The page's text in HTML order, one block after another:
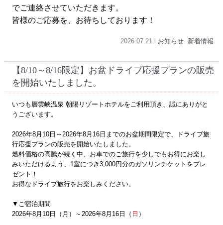
でご連絡させていただきます。
皆様のご応募を、お待ちしております！
2026.07.21 l お知らせ. 新着情報
【8/10～8/16限定】お盆ドライブ応援プランの販売
を開始いたしました。
いつも層雲峡温泉 朝陽リゾートホテルをご利用頂き、誠にありがと
うございます。
2026年8月10日～2026年8月16日までのお盆期間限定で、ドライブ旅
行応援プランの販売を開始いたしました。
燃料価格の高騰が続く中、お車でのご旅行を少しでもお得にお楽し
みいただけるよう、1室につき3,000円分のガソリンチケットをプレ
ゼント！
お得なドライブ旅行をお楽しみください。
▼ご宿泊期間
2026年8月10日（月）～2026年8月16日（ 日 ）